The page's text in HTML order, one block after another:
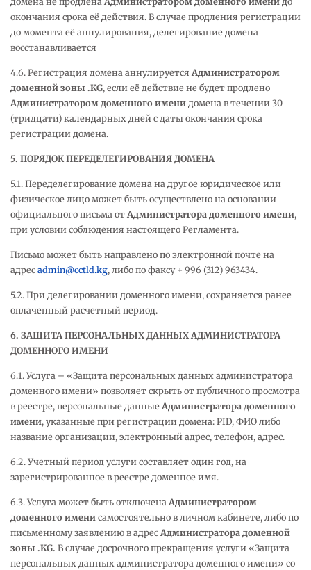
окончания срока её действия. В случае продления регистрации
до момента её аннулирования, делегирование домена
восстанавливается
4.6. Регистрация домена аннулируется Администратором
доменной зоны .KG, если её действие не будет продлено
Администратором доменного имени домена в течении 30
(тридцати) календарных дней с даты окончания срока
регистрации домена.
5. ПОРЯДОК ПЕРЕДЕЛЕГИРОВАНИЯ ДОМЕНА
5.1. Переделегирование домена на другое юридическое или
физическое лицо может быть осуществлено на основании
официального письма от Администратора доменного имени,
при условии соблюдения настоящего Регламента.
Письмо может быть направлено по электронной почте на
адрес admin@cctld.kg, либо по факсу + 996 (312) 963434.
5.2. При делегировании доменного имени, сохраняется ранее
оплаченный расчетный период.
6. ЗАЩИТА ПЕРСОНАЛЬНЫХ ДАННЫХ АДМИНИСТРАТОРА
ДОМЕННОГО ИМЕНИ
6.1. Услуга – «Защита персональных данных администратора
доменного имени» позволяет скрыть от публичного просмотра
в реестре, персональные данные Администратора доменного
имени, указанные при регистрации домена: PID, ФИО либо
название организации, электронный адрес, телефон, адрес.
6.2. Учетный период услуги составляет один год, на
зарегистрированное в реестре доменное имя.
6.3. Услуга может быть отключена Администратором
доменного имени самостоятельно в личном кабинете, либо по
письменному заявлению в адрес Администратора доменной
зоны .KG. В случае досрочного прекращения услуги «Защита
персональных данных администратора доменного имени» со